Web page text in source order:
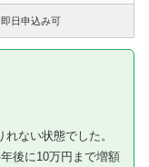
日申込み可
ない状態でした。
後に10万円まで増額